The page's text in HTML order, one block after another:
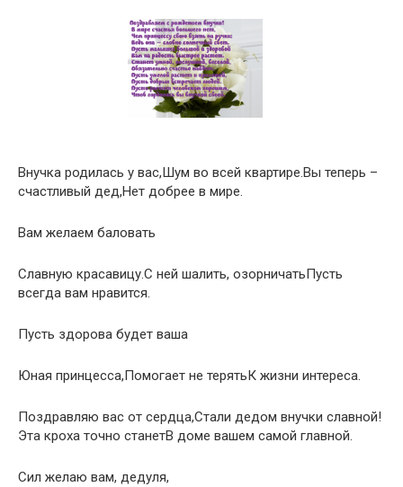
Внучка родилась у вас,Шум во всей квартире.Вы теперь –
счастливый дед,Нет добрее в мире.
Вам желаем баловать
Славную красавицу.С ней шалить, озорничатьПусть
всегда вам нравится.
Пусть здорова будет ваша
Юная принцесса,Помогает не терятьК жизни интереса.
Поздравляю вас от сердца,Стали дедом внучки славной!
Эта кроха точно станетВ доме вашем самой главной.
Сил желаю вам, дедуля,